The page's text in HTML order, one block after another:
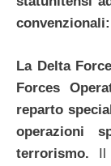
La Delta
Forces
reparto
operazioni
terrorismo. Il